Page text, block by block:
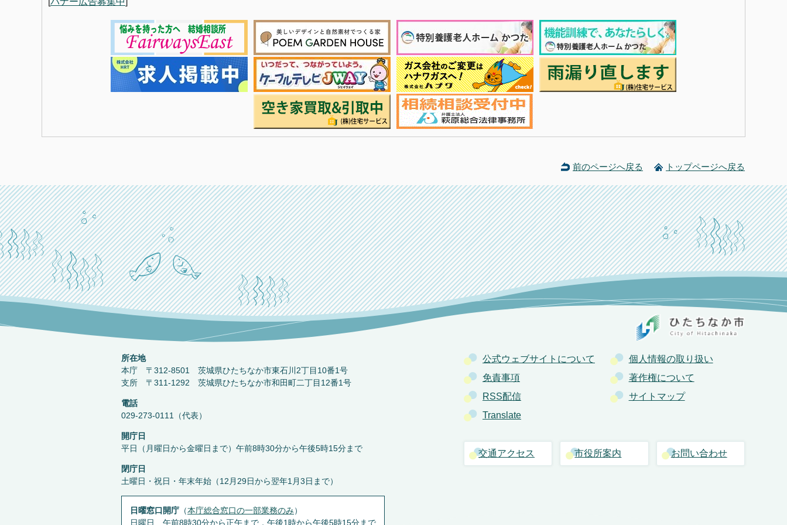
前のページへ戻る トップページへ戻る
公式ウェブサイトについて
個人情報の取り扱い
免責事項
著作権について
RSS配信
サイトマップ
Translate
交通アクセス 市役所案内 お問い合わせ
所在地
本庁 〒312-8501 茨城県ひたちなか市東石川2丁目10番1号
支所 〒311-1292 茨城県ひたちなか市和田町二丁目12番1号
電話
029-273-0111（代表）
開庁日
平日（月曜日から金曜日まで）午前8時30分から午後5時15分まで
閉庁日
土曜日・祝日・年末年始（12月29日から翌年1月3日まで）
日曜窓口開庁 （本庁総合窓口の一部業務のみ）
日曜日 午前8時30分から正午まで，午後1時から午後5時15分まで